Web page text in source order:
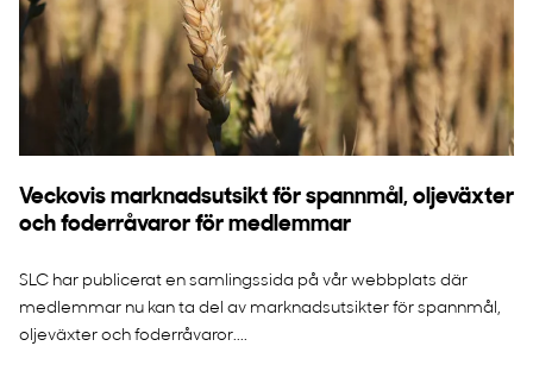
Veckovis marknadsutsikt för spannmål, oljeväxter
och foderråvaror för medlemmar
SLC har publicerat en samlingssida på vår webbplats där
medlemmar nu kan ta del av marknadsutsikter för spannmål,
oljeväxter och foderråvaror....